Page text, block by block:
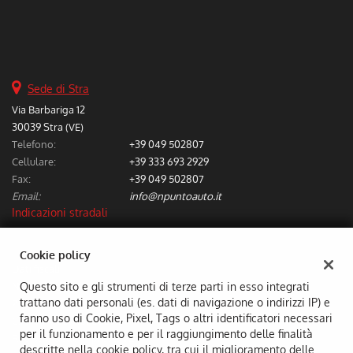
Sede di Stra
Via Barbariga 12
30039 Stra (VE)
Telefono:
+39 049 502807
Cellulare:
+39 333 693 2929
Fax:
+39 049 502807
Email:
info@npuntoauto.it
Indicazioni stradali
N. Auto Srl
Z.I. TERZA STRADA, 18 30032 FIESSO D'ARTICO (VE)
C.F/P.IVA:03743700274
Registro delle imprese:VE
Cookie policy
Questo sito e gli strumenti di terze parti in esso integrati
trattano dati personali (es. dati di navigazione o indirizzi IP) e
fanno uso di Cookie, Pixel, Tags o altri identificatori necessari
per il funzionamento e per il raggiungimento delle finalità
descritte nella cookie policy, tra cui il miglioramento delle
Cookie delle preferenze
Cookie analitici
Cookie di marketing
Leggi
la
cookie
policy